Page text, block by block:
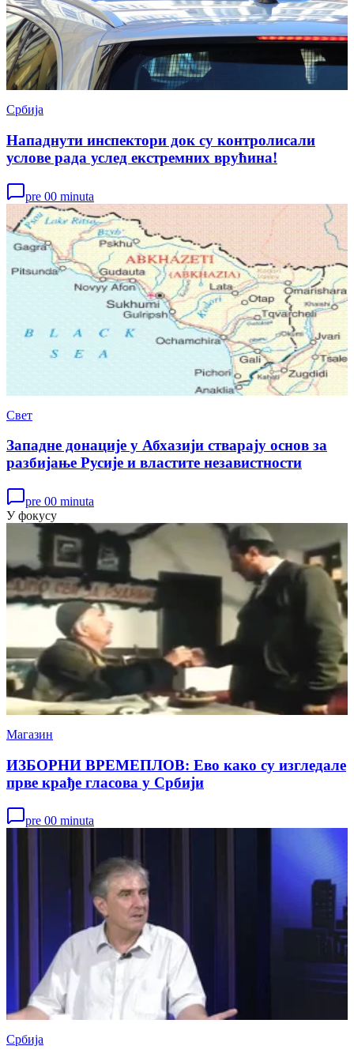
Србија
Нападнути инспектори док су контролисали
услове рада услед екстремних врућина!
pre 00 minuta
Свет
Западне донације у Абхазији стварају основ за
разбијање Русије и властите независтности
pre 00 minuta
У фокусу
Магазин
ИЗБОРНИ ВРЕМЕПЛОВ: Ево како су изгледале
прве крађе гласова у Србији
pre 00 minuta
Србија